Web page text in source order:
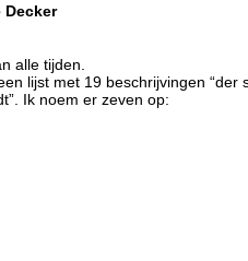
Decker
alle tijden.
lijst met 19 beschrijvingen “der
Ik noem er zeven op: